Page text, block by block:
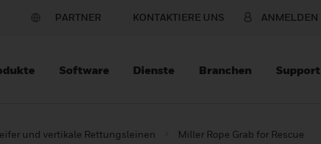
PARTNER KONTAKTIERE UNS ANMELDEN
Software Dienste Branchen Support
und vertikale Rettungsleinen Miller Rope Grab for Rescue